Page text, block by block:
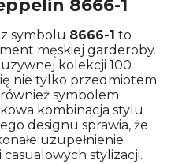
8666-1
z symbolu 8666-1 to
męskiej garderoby.
kolekcji 100
nie tylko przedmiotem
symbolem
kombinacja stylu
designu sprawia, że
uzupełnienie
stylizacji.